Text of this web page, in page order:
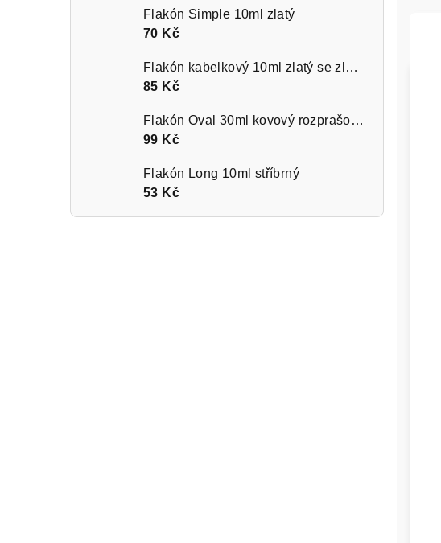
Flakón Simple 10ml zlatý
70 Kč
Flakón kabelkový 10ml zlatý se zlatým kroužkem
85 Kč
Flakón Oval 30ml kovový rozprašovač stříbrný
99 Kč
Flakón Long 10ml stříbrný
53 Kč